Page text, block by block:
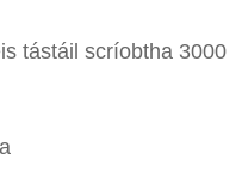
tástáil scríobtha 3000